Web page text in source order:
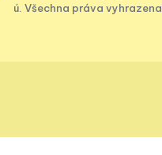
ú. Všechna práva vyhrazena.